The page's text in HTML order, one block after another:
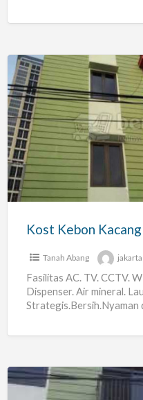
Kost
Kebon
Kacang
33/7.
Blk
Plaza
Indonesia
Tanah Abang jakarta
Fasilitas AC. TV. CCTV.
Dispenser. Air mineral.
Strategis.Bersih.Nyaman